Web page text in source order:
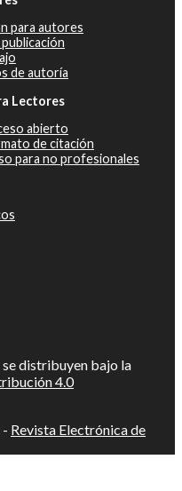
para autores
de autoría
Lectores
abierto
de citación
para no profesionales
distribuyen bajo la
4.0
- Revista Electrónica de